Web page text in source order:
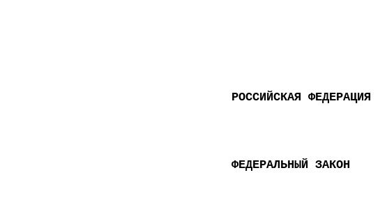
РОССИЙСКАЯ ФЕДЕРАЦИЯ
ФЕДЕРАЛЬНЫЙ ЗАКОН